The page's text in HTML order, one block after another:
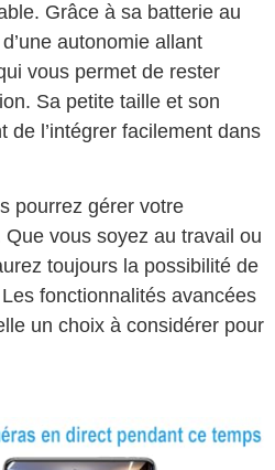
Grâce à sa batterie au
autonomie allant
vous permet de rester
Sa petite taille et son
de l’intégrer facilement dans
pourrez gérer votre
vous soyez au travail ou
toujours la possibilité de
fonctionnalités avancées
un choix à considérer pour